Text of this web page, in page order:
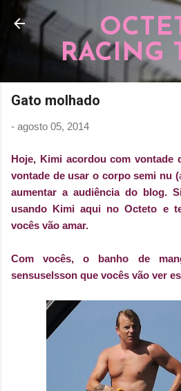
Pular para o
RACING
Gato molhado
- agosto 05, 2014
Hoje, Kimi acordou com vontade
vontade de usar o corpo semi nu (
aumentar a audiência do blog.
usando Kimi aqui no Octeto e
vocês vão amar.
Com vocês, o banho de
sensuselsson que vocês vão ver